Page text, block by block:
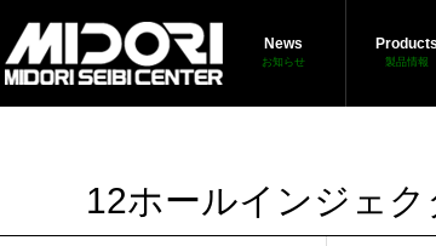
News
お知らせ
Products
製品情報
12ホールインジェ